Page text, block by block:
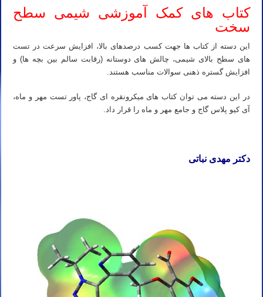
کتاب های کمک آموزشی شیمی سطح
سخت
این دسته از کتاب ها جهت کسب درصدهای بالا، افزایش سرعت در تست
های سطح بالای شیمی، چالش های دوستانه (رقابت سالم بین بچه ها) و
افزایش گستره ذهنی سوالات مناسب هستند.
در این دسته می توان کتاب های میکرونقره ای گاج، پاور تست مهر و ماه،
آی کیو پلاس گاج و جامع مهر و ماه را قرار داد.
دکتر مهدی نباتی